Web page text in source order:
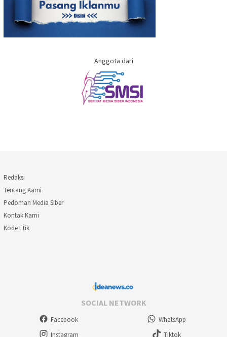
Anggota dari
Redaksi
Tentang Kami
Pedoman Media Siber
Kontak Kami
Kode Etik
SOCIAL NETWORK
Facebook
WhatsApp
Instagram
Tiktok